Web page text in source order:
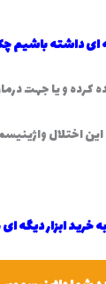
ای داشته باشیم
کرده و یا جهت
اختلال
به خرید ابزار